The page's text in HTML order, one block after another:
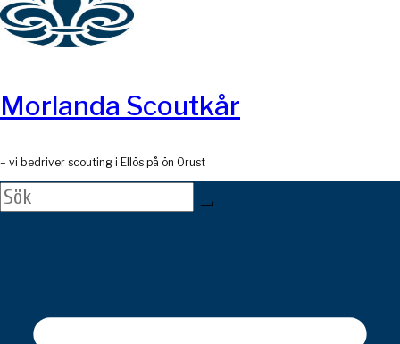
Morlanda Scoutkår
– vi bedriver scouting i Ellös på ön Orust